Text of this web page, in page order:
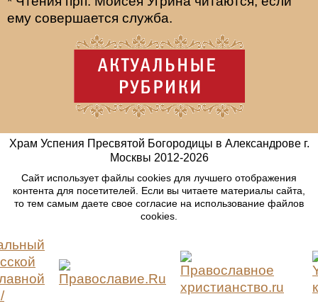
ему совершается служба.
Храм Успения Пресвятой Богородицы в Александрове г.
Москвы 2012-2026
Сайт использует файлы cookies для лучшего отображения
контента для посетителей. Если вы читаете материалы сайта,
то тем самым даете свое согласие на использование файлов
cookies.